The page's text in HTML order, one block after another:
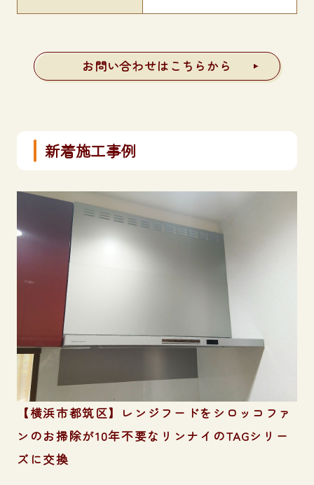
お問い合わせはこちらから
新着施工事例
【横浜市都筑区】レンジフードをシロッコファ
ンのお掃除が10年不要なリンナイのTAGシリー
ズに交換